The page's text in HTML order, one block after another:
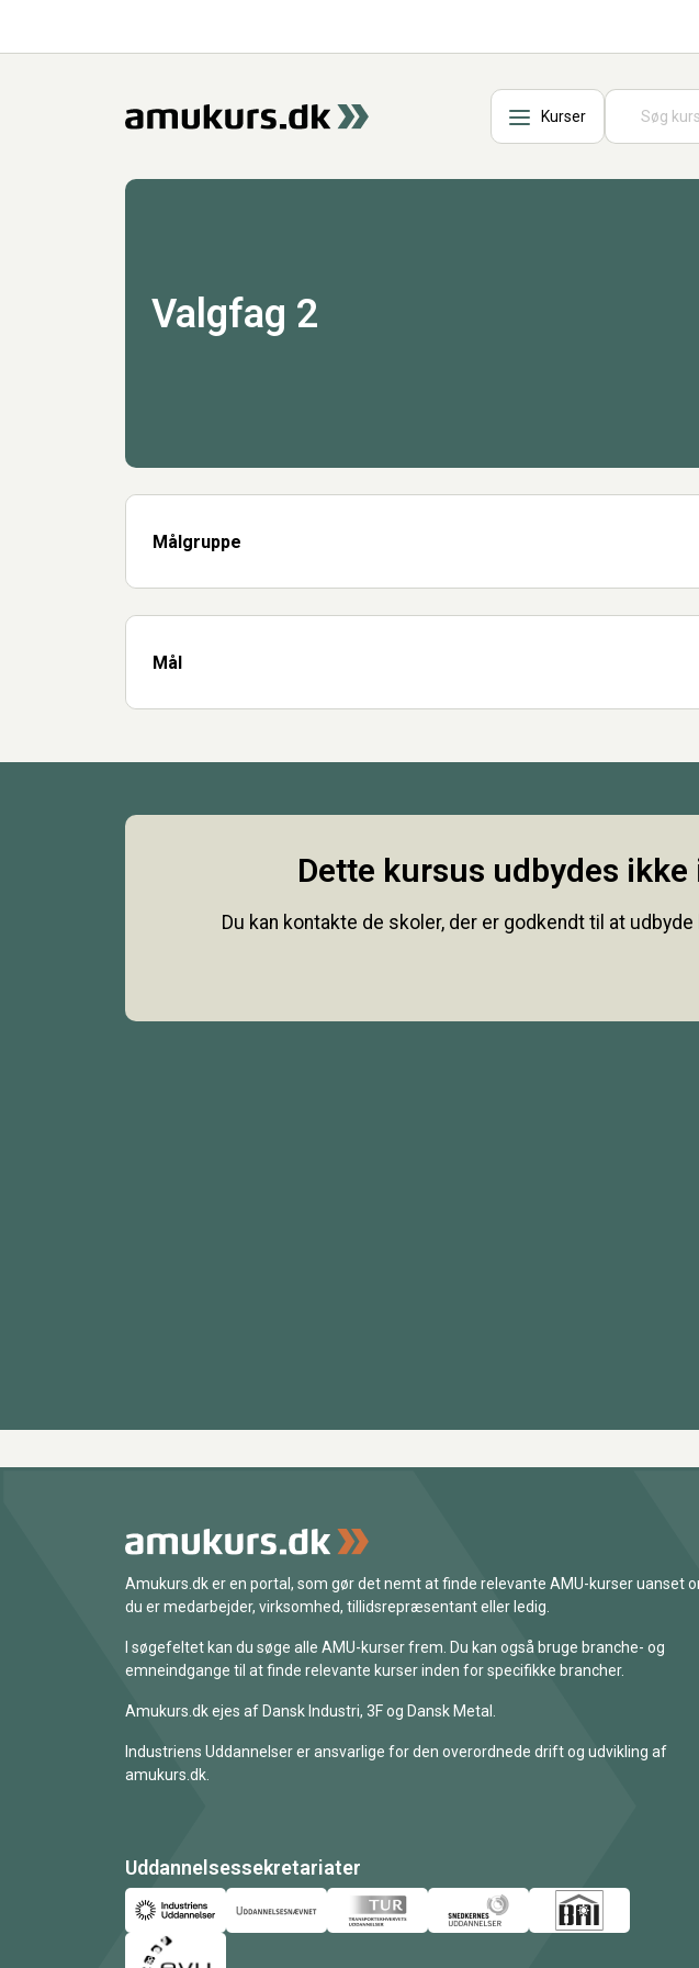
Kurser
Valgfag 2
Målgruppe
Mål
Dette kursus udbydes
Du kan kontakte de skoler, der er godkendt til at
Amukurs.dk er en portal, som gør det nemt at finde relevante AMU-kurser uanset
du er medarbejder, virksomhed, tillidsrepræsentant eller ledig.
I søgefeltet kan du søge alle AMU-kurser frem. Du kan også bruge branche- og
emneindgange til at finde relevante kurser inden for specifikke brancher.
Amukurs.dk ejes af Dansk Industri, 3F og Dansk Metal.
Industriens Uddannelser er ansvarlige for den overordnede drift og udvikling af
amukurs.dk.
Uddannelsessekretariater